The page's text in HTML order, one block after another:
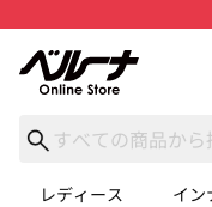
レディース イン